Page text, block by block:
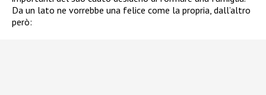
Da un lato ne vorrebbe una felice come la propria, dall’altro
però: